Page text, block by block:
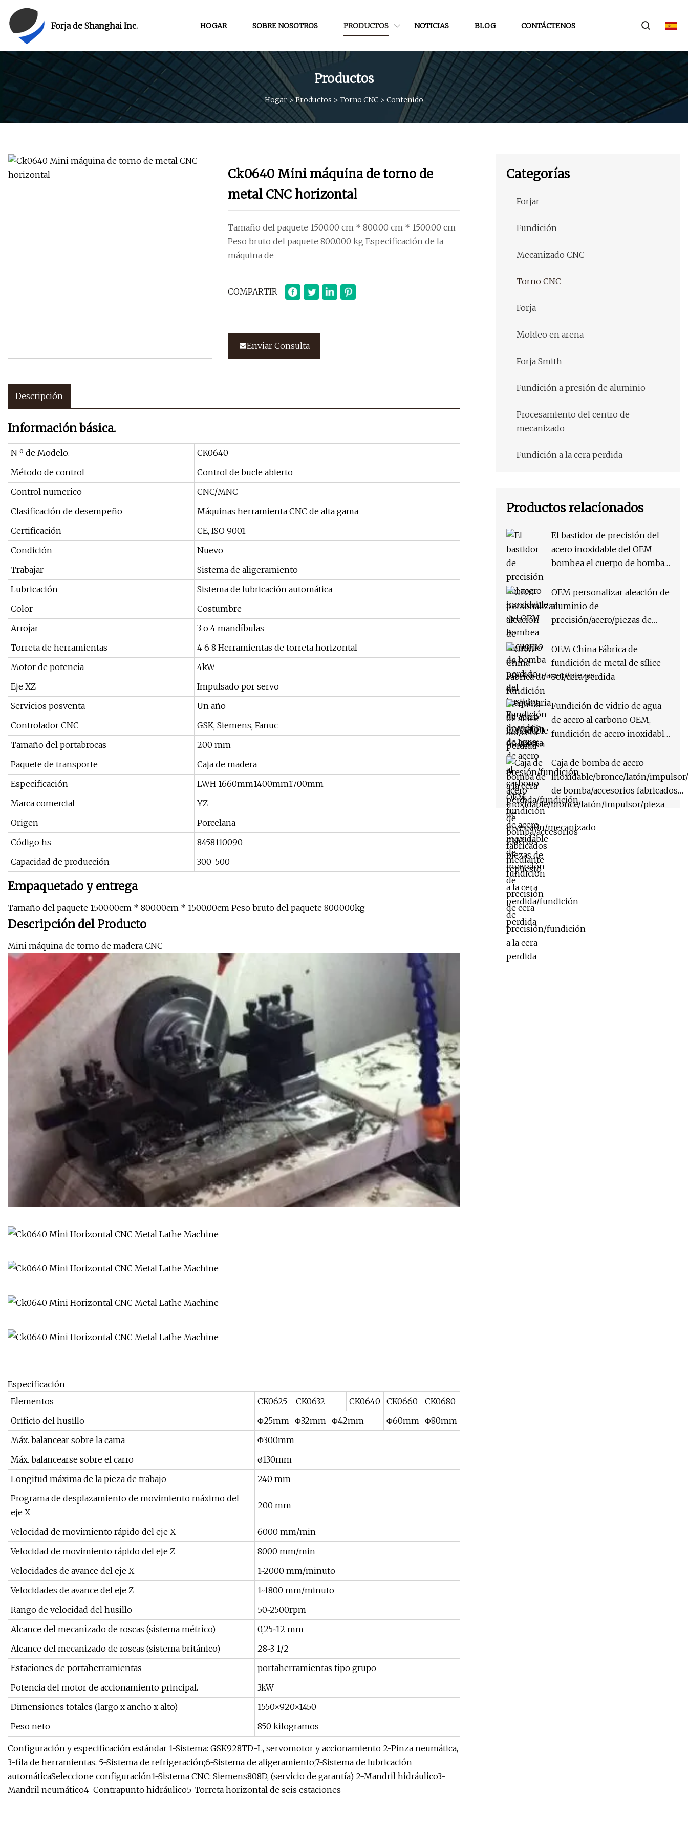
Forja de Shanghai Inc. HOGAR SOBRE NOSOTROS PRODUCTOS NOTICIAS BLOG CONTÁCTENOS
Productos
Hogar>Productos > Torno CNC > Contenido
Ck0640 Mini máquina de torno de
metal CNC horizontal
Tamaño del paquete 1500.00 cm * 800.00 cm * 1500.00 cm
Peso bruto del paquete 800.000 kg Especificación de la
máquina de
COMPARTIR
Enviar Consulta
Descripción
Información básica.
N º de Modelo.
CK0640
Método de control
Control de bucle abierto
Control numerico
CNC/MNC
Clasificación de desempeño
Máquinas herramienta CNC de alta gama
Certificación
CE, ISO 9001
Condición
Nuevo
Trabajar
Sistema de aligeramiento
Lubricación
Sistema de lubricación automática
Color
Costumbre
Arrojar
3 o 4 mandíbulas
Torreta de herramientas
4 6 8 Herramientas de torreta horizontal
Motor de potencia
4kW
Eje XZ
Impulsado por servo
Servicios posventa
Un año
Controlador CNC
GSK, Siemens, Fanuc
Tamaño del portabrocas
200 mm
Paquete de transporte
Caja de madera
Especificación
LWH 1660mm1400mm1700mm
Marca comercial
YZ
Origen
Porcelana
Código hs
8458110090
Capacidad de producción
300-500
Empaquetado y entrega
Tamaño del paquete 1500.00cm * 800.00cm * 1500.00cm Peso bruto del paquete 800.000kg
Descripción del Producto
Mini máquina de torno de madera CNC
Especificación
Elementos
CK0625 CK0632 CK0640 CK0660
CK0680
Orificio del husillo
Φ25mm Φ32mm Φ42mm Φ60mm Φ80mm
Máx. balancear sobre la cama
Φ300mm
Máx. balancearse sobre el carro
ø130mm
Longitud máxima de la pieza de trabajo
240 mm
Programa de desplazamiento de movimiento máximo del
eje X
200 mm
Velocidad de movimiento rápido del eje X
6000 mm/min
Velocidad de movimiento rápido del eje Z
8000 mm/min
Velocidades de avance del eje X
1~2000 mm/minuto
Velocidades de avance del eje Z
1~1800 mm/minuto
Rango de velocidad del husillo
50~2500rpm
Alcance del mecanizado de roscas (sistema métrico)
0,25~12 mm
Alcance del mecanizado de roscas (sistema británico)
28~3 1/2
Estaciones de portaherramientas
portaherramientas tipo grupo
Potencia del motor de accionamiento principal.
3kW
Dimensiones totales (largo x ancho x alto)
1550×920×1450
Peso neto
850 kilogramos
Configuración y especificación estándar 1-Sistema: GSK928TD-L, servomotor y accionamiento 2-Pinza neumática,
3-fila de herramientas. 5-Sistema de refrigeración;6-Sistema de aligeramiento;7-Sistema de lubricación
automáticaSeleccione configuración1-Sistema CNC: Siemens808D, (servicio de garantía) 2-Mandril hidráulico3-
Mandril neumático4-Contrapunto hidráulico5-Torreta horizontal de seis estaciones
Categorías
Forjar
Fundición
Mecanizado CNC
Torno CNC
Forja
Moldeo en arena
Forja Smith
Fundición a presión de aluminio
Procesamiento del centro de
mecanizado
Fundición a la cera perdida
Productos relacionados
El bastidor de precisión del
acero inoxidable del OEM
bombea el cuerpo de bomba
inversión de la cera
OEM personalizar aleación de
aluminio de
precisión/acero/piezas de
inoxidable fundición a
presión/fundición a la cera
perdida/fundición de
de piezas de repuesto
OEM China Fábrica de
fundición de metal de sílice
Sol/cera perdida
Fundición de vidrio de agua
de acero al carbono OEM,
fundición de acero inoxidable
cera perdida
Caja de bomba de acero
inoxidable/bronce/latón/
de bomba/accesorios fabricados
mediante fundición a la cera
precisión/fundición a la cera